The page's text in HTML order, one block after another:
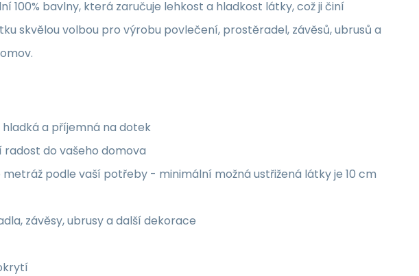
100% bavlny, která zaručuje lehkost a hladkost látky, což ji činí
skvělou volbou pro výrobu povlečení, prostěradel, závěsů, ubrusů a
a příjemná na dotek
radost do vašeho domova
podle vaší potřeby - minimální možná ustřižená látky je 10 cm
závěsy, ubrusy a další dekorace